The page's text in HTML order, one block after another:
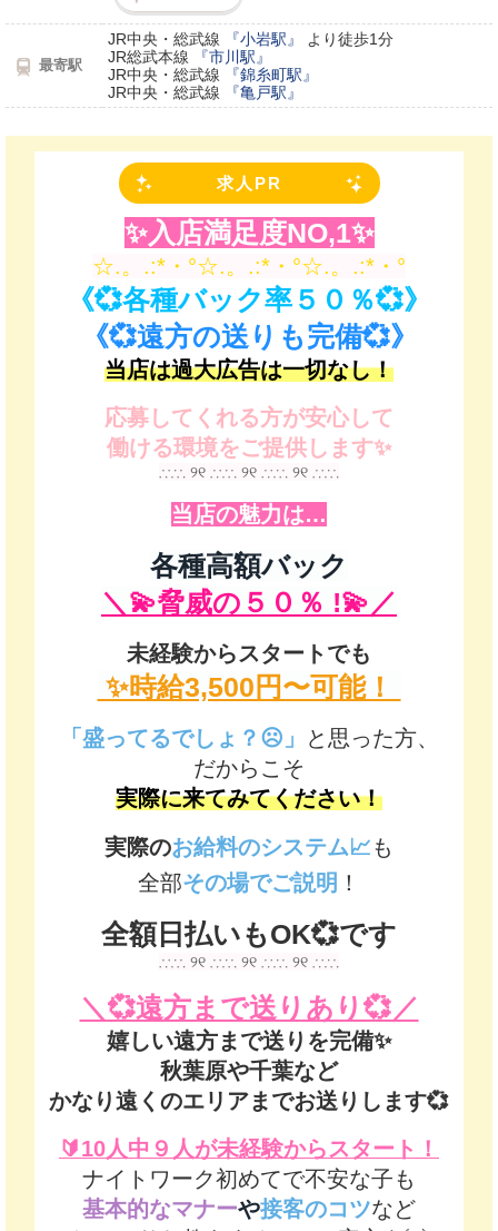
最寄駅
JR中央・総武線 『小岩駅』
より徒歩1分
JR総武本線
『市川駅』
JR中央・総武線
『錦糸町駅』
JR中央・総武線
『亀戸駅』
求人PR
✨️入店満足度NO,1✨️
☆.。.:*・°☆.。.:*・°☆.。.:*・°
《💞各種バック率５０％💞》
《💞遠方の送りも完備💞》
当店は過大広告は一切なし！
応募してくれる方が安心して
働ける環境をご提供します✨️
∴∵∴ ୨୧ ∴∵∴ ୨୧ ∴∵∴ ୨୧ ∴∵∴
当店の魅力は…
各種高額バック
＼💫脅威の５０％ !💫／
未経験からスタートでも
✨️時給3,500円〜可能！
「盛ってるでしょ？☹️」
と思った方、
だからこそ
実際に来てみてください！
実際のお給料のシステム📈も
全部その場でご説明 ！
全額日払いもOK💞です
∴∵∴ ୨୧ ∴∵∴ ୨୧ ∴∵∴ ୨୧ ∴∵∴
＼💞遠方まで送りあり💞／
嬉しい遠方まで送りを完備✨️
秋葉原や千葉など
かなり遠くのエリアまでお送りします💞
🔰10人中９人が未経験からスタート！
ナイトワーク初めてで不安な子も
基本的なマナーや接客のコツなど